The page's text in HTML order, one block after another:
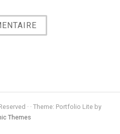
· · Theme: Portfolio Lite by
Themes